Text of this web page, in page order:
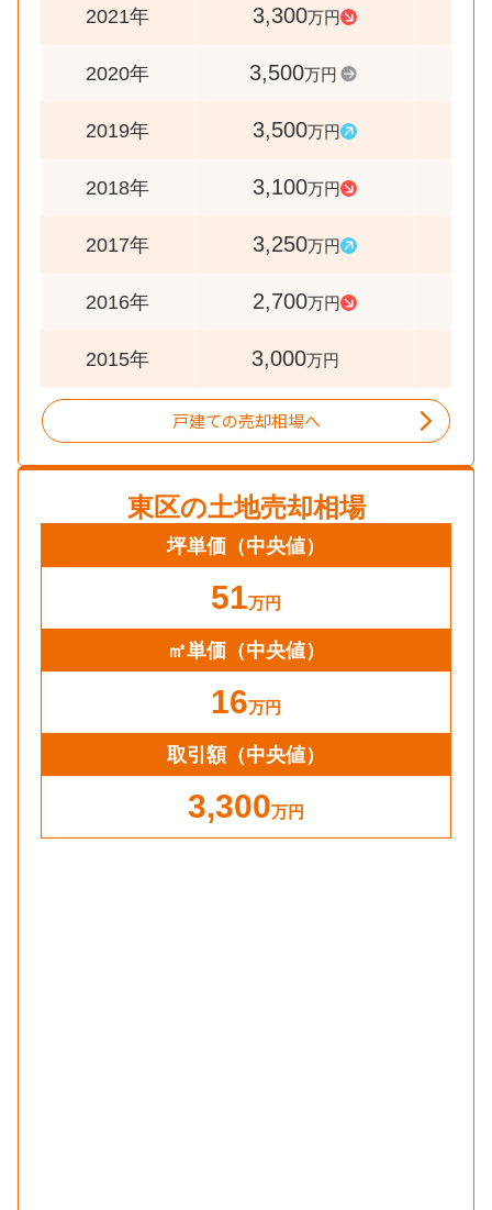
2021年 3,300万円
2020年 3,500万円
2019年 3,500万円
2018年 3,100万円
2017年 3,250万円
2016年 2,700万円
2015年 3,000万円
戸建ての売却相場へ
東区の土地売却相場
坪単価 （中央値）
51万円
㎡単価 （中央値）
16万円
取引額（中央値）
3,300万円